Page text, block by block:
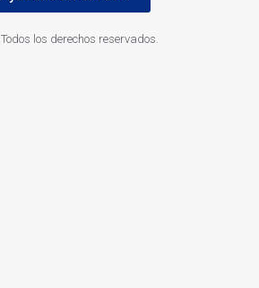
los derechos reservados.